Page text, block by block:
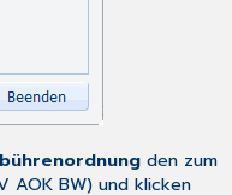
den zum
AOK BW) und klicken